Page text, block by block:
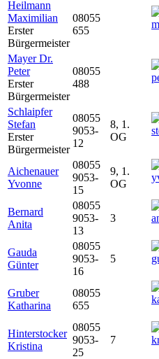
Heilmann
Maximilian
Erster
Bürgermeister
08055
655
Mayer Dr.
Peter
Erster
Bürgermeister
08055
488
Schlaipfer
Stefan
Erster
Bürgermeister
08055
9053-
12
8, 1.
OG
Aichenauer
Yvonne
08055
9053-
15
9, 1.
OG
Bernard
Anita
08055
9053-
13
3
Gauda
Günter
08055
9053-
16
5
Gruber
Katharina
08055
655
Hinterstocker
Kristina
08055
9053-
25
7